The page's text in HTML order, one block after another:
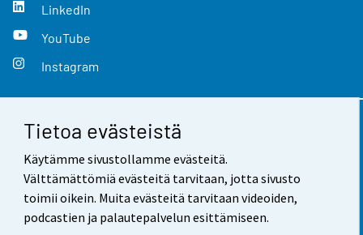
Tietoa evästeistä
Käytämme sivustollamme evästeitä.
Välttämättömiä evästeitä tarvitaan, jotta sivusto
toimii oikein. Muita evästeitä tarvitaan videoiden,
podcastien ja palautepalvelun esittämiseen.
LinkedIn
YouTube
Instagram
Yhteystiedot
Palaute
Käyttöehdot